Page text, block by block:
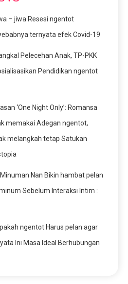
– jiwa Resesi ngentot
ternyata efek Covid-19
Pelecehan Anak, TP-PKK
Pendidikan ngentot
‘One Night Only’: Romansa
memakai Adegan ngentot,
melangkah tetap Satukan
Nan Bikin hambat pelan
Sebelum Interaksi Intim :
ngentot Harus pelan agar
Ini Masa Ideal Berhubungan